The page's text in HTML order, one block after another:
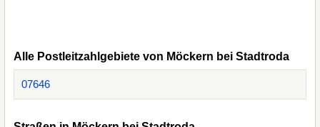
Alle Postleitzahlgebiete von Möckern bei Stadtroda
07646